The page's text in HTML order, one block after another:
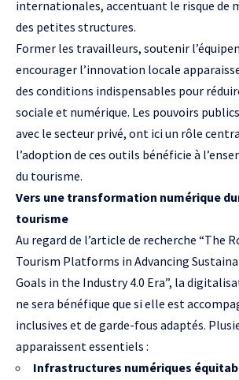
internationales, accentuant le risque de
des petites structures.
Former les travailleurs, soutenir
encourager l’innovation locale
des conditions indispensables pour
sociale et numérique. Les pouvoirs
avec le secteur privé, ont ici un rôle
l’adoption de ces outils bénéficie à
du tourisme.
Vers une transformation numérique
tourisme
Au regard de l’article de recherche “The
Tourism Platforms in Advancing
Goals in the Industry 4.0 Era”, la
ne sera bénéfique que si elle est
inclusives et de garde-fous adaptés.
apparaissent essentiels :
Infrastructures numériques